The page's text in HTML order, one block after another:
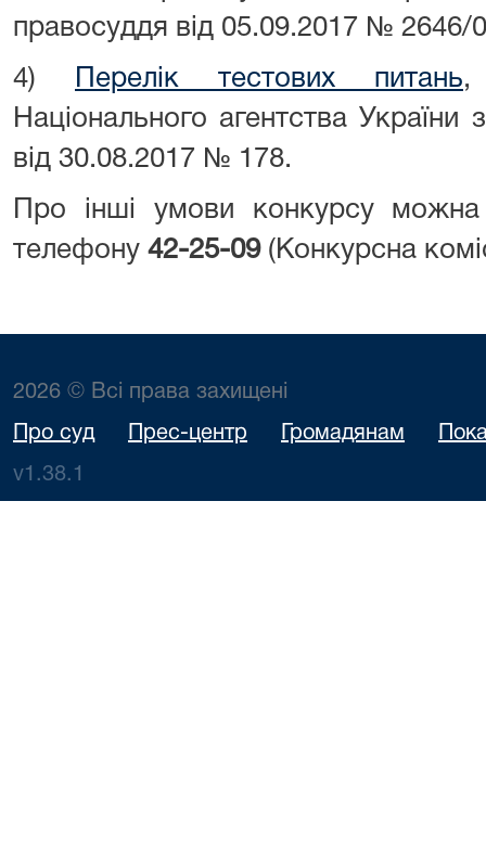
правосуддя від 05.09.2017 № 2646/
4)
Перелік тестових питань,
Національного агентства
від 30.08.2017 № 178.
Про інші умови конкурсу
телефону 42-25-09(Конкурсна
2026 © Всі права захищені
Про суд Прес-центр Громадянам
v1.38.1